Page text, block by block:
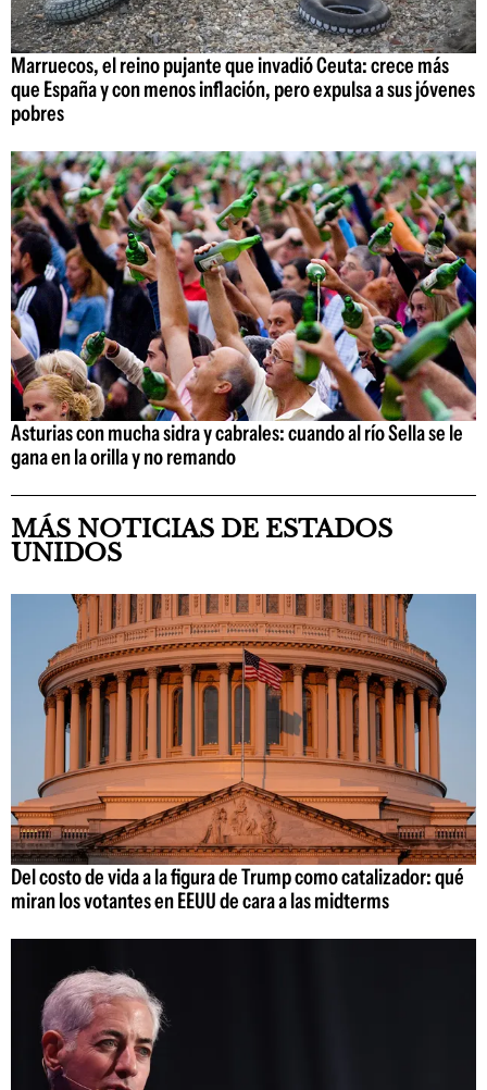
Marruecos, el reino pujante que invadió Ceuta: crece más
que España y con menos inflación, pero expulsa a sus jóvenes
pobres
Asturias con mucha sidra y cabrales: cuando al río Sella se le
gana en la orilla y no remando
MÁS NOTICIAS DE ESTADOS
UNIDOS
Del costo de vida a la figura de Trump como catalizador: qué
miran los votantes en EEUU de cara a las midterms